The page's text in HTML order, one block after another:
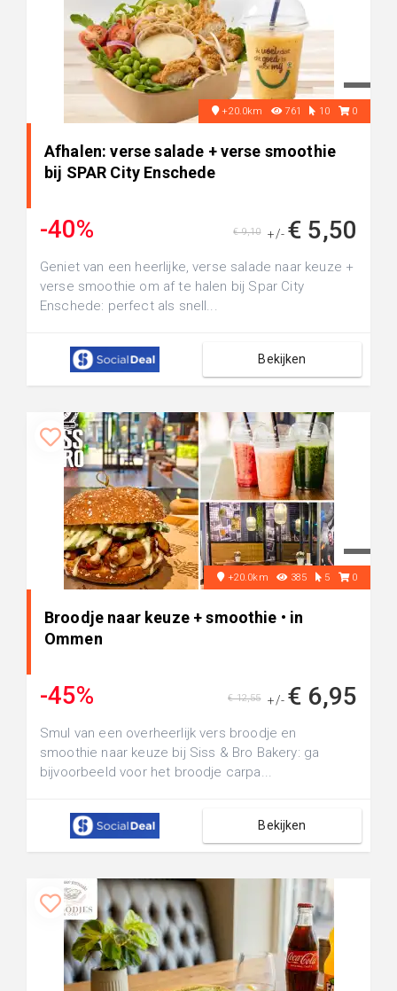
+20.0km 761 10 0
Afhalen: verse salade + verse smoothie
bij SPAR City Enschede
-40% +/- € 5,50
€ 9,10
Geniet van een heerlijke, verse salade naar keuze +
verse smoothie om af te halen bij Spar City
Enschede: perfect als snell...
Bekijken
+20.0km 385 5 0
Broodje naar keuze + smoothie • in
Ommen
-45% +/- € 6,95
€ 12,55
Smul van een overheerlijk vers broodje en
smoothie naar keuze bij Siss & Bro Bakery: ga
bijvoorbeeld voor het broodje carpa...
Bekijken